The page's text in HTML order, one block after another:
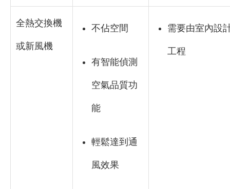
全熱交換機
或新風機
不佔空間
有智能偵測
空氣品質功
能
輕鬆達到通
風效果
需要由室內設
工程